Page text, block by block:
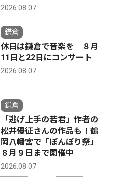
2026.08.07
鎌倉
休日は鎌倉で音楽を ８月
11日と22日にコンサート
2026.08.07
鎌倉
「逃げ上手の若君」作者の
松井優征さんの作品も！鶴
岡八幡宮で「ぼんぼり祭」
８月９日まで開催中
2026.08.07